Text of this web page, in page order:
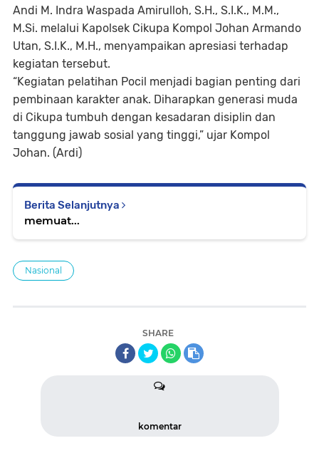
Andi M. Indra Waspada Amirulloh, S.H., S.I.K., M.M.,
M.Si. melalui Kapolsek Cikupa Kompol Johan Armando
Utan, S.I.K., M.H., menyampaikan apresiasi terhadap
kegiatan tersebut.
“Kegiatan pelatihan Pocil menjadi bagian penting dari
pembinaan karakter anak. Diharapkan generasi muda
di Cikupa tumbuh dengan kesadaran disiplin dan
tanggung jawab sosial yang tinggi,” ujar Kompol
Johan. (Ardi)
Berita Selanjutnya
memuat...
Nasional
SHARE
komentar